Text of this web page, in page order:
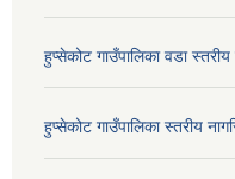
हुप्सेकोट गाउँपालिका वडा
हुप्सेकोट गाउँपालिका स्तरीय